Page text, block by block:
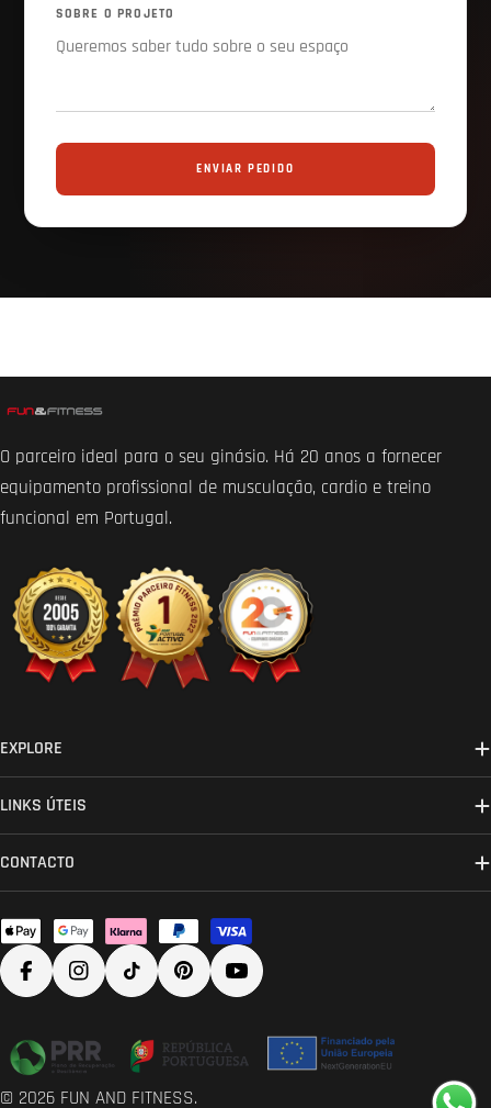
SOBRE O PROJETO
ENVIAR PEDIDO
O parceiro ideal para o seu ginásio. Há 20 anos a fornecer
equipamento profissional de musculação, cardio e treino
funcional em Portugal.
EXPLORE
LINKS ÚTEIS
CONTACTO
Métodos
de
pagamento
FacebookInstagram
TikTokPinterestYouTube
© 2026 FUN AND FITNESS.